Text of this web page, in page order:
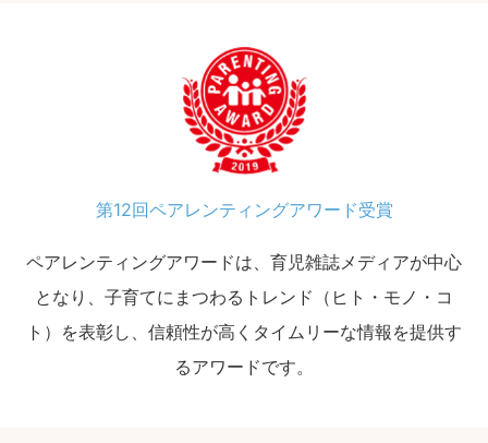
第12回ペアレンティングアワード受賞
ペアレンティングアワードは、育児雑誌メディアが中心
となり、子育てにまつわるトレンド（ヒト・モノ・コ
ト）を表彰し、信頼性が高くタイムリーな情報を提供す
るアワードです。